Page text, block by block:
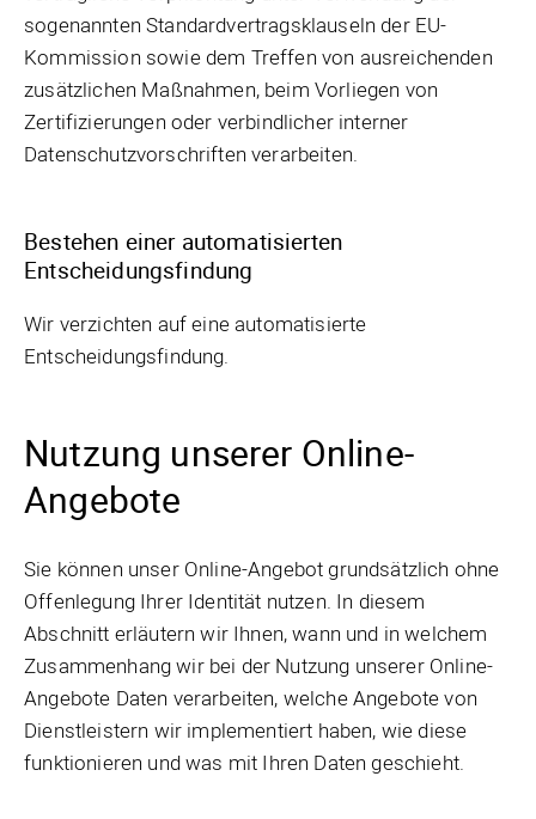
sogenannten Standardvertragsklauseln der EU-
Kommission sowie dem Treffen von ausreichenden
zusätzlichen Maßnahmen, beim Vorliegen von
Zertifizierungen oder verbindlicher interner
Datenschutzvorschriften verarbeiten.
Bestehen einer automatisierten
Entscheidungsfindung
Wir verzichten auf eine automatisierte
Entscheidungsfindung.
Nutzung unserer Online-
Angebote
Sie können unser Online-Angebot grundsätzlich ohne
Offenlegung Ihrer Identität nutzen. In diesem
Abschnitt erläutern wir Ihnen, wann und in welchem
Zusammenhang wir bei der Nutzung unserer Online-
Angebote Daten verarbeiten, welche Angebote von
Dienstleistern wir implementiert haben, wie diese
funktionieren und was mit Ihren Daten geschieht.